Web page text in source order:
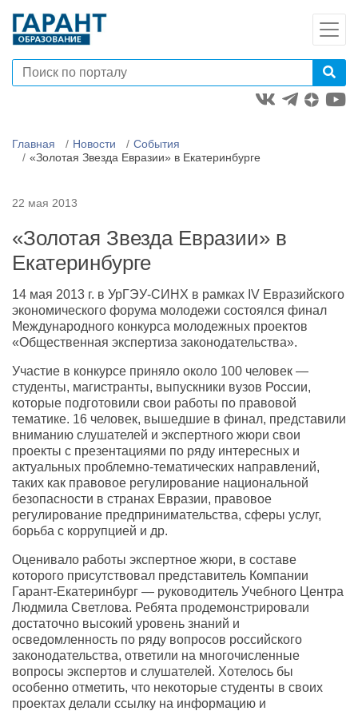
Главная Новости
События
«Золотая Звезда Евразии» в Екатеринбурге
22 мая 2013
«Золотая Звезда Евразии» в
Екатеринбурге
14 мая 2013 г. в УрГЭУ-СИНХ в рамках IV Евразийского
экономического форума молодежи состоялся финал
Международного конкурса молодежных проектов
«Общественная экспертиза законодательства».
Участие в конкурсе приняло около 100 человек —
студенты, магистранты, выпускники вузов России,
которые подготовили свои работы по правовой
тематике. 16 человек, вышедшие в финал, представили
вниманию слушателей и экспертного жюри свои
проекты с презентациями по ряду интересных и
актуальных проблемно-тематических направлений,
таких как правовое регулирование национальной
безопасности в странах Евразии, правовое
регулирование предпринимательства, сферы услуг,
борьба с коррупцией и др.
Оценивало работы экспертное жюри, в составе
которого присутствовал представитель Компании
Гарант-Екатеринбург — руководитель Учебного Центра
Людмила Светлова. Ребята продемонстрировали
достаточно высокий уровень знаний и
осведомленность по ряду вопросов российского
законодательства, ответили на многочисленные
вопросы экспертов и слушателей. Хотелось бы
особенно отметить, что некоторые студенты в своих
проектах делали ссылку на информацию и